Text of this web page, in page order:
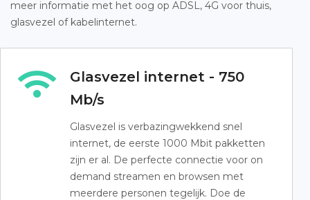
meer informatie met het oog op ADSL, 4G voor thuis,
glasvezel of kabelinternet.
Glasvezel internet - 750
Mb/s
Glasvezel is verbazingwekkend snel
internet, de eerste 1000 Mbit pakketten
zijn er al. De perfecte connectie voor on
demand streamen en browsen met
meerdere personen tegelijk. Doe de